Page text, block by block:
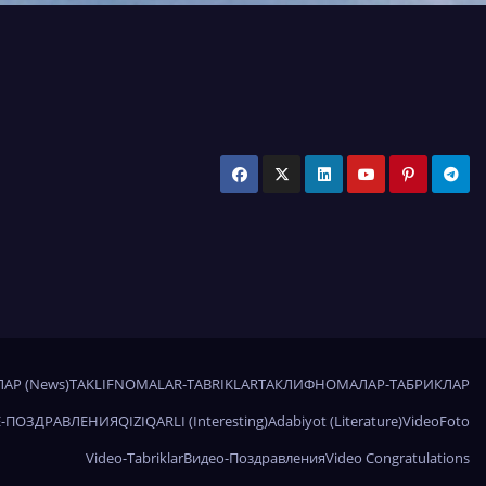
(News)TAKLIFNOMALAR-TABRIKLARТАКЛИФНОМАЛАР-ТАБРИКЛАР
ПОЗДРАВЛЕНИЯQIZIQARLI (Interesting)Adabiyot (Literature)VideoFoto
Video-TabriklarВидео-ПоздравленияVideo Congratulations